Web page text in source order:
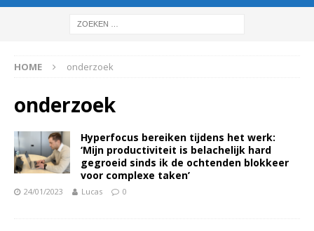
HOME onderzoek
onderzoek
Hyperfocus bereiken tijdens het werk:
‘Mijn productiviteit is belachelijk hard
gegroeid sinds ik de ochtenden blokkeer
voor complexe taken’
24/01/2023 Lucas 0